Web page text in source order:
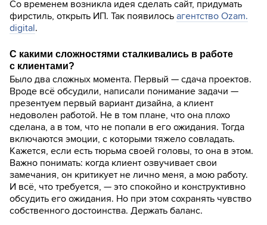
Со временем возникла идея сделать сайт, придумать
фирстиль, открыть ИП. Так появилось агентство Ozam.
digital.
С какими сложностями сталкивались в работе
с клиентами?
Было два сложных момента. Первый — сдача проектов.
Вроде всё обсудили, написали понимание задачи —
презентуем первый вариант дизайна, а клиент
недоволен работой. Не в том плане, что она плохо
сделана, а в том, что не попали в его ожидания. Тогда
включаются эмоции, с которыми тяжело совладать.
Кажется, если есть тюрьма своей головы, то она в этом.
Важно понимать: когда клиент озвучивает свои
замечания, он критикует не лично меня, а мою работу.
И всё, что требуется, — это спокойно и конструктивно
обсудить его ожидания. Но при этом сохранять чувство
собственного достоинства. Держать баланс.